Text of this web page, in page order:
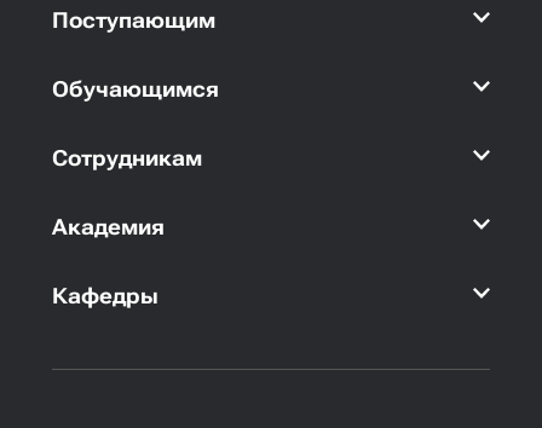
Поступающим
Обучающимся
Сотрудникам
Академия
Кафедры